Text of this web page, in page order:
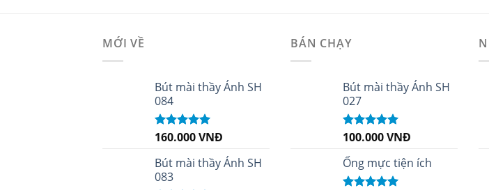
MỚI VỀ
Bút mài thầy Ánh SH
084
Được xếp
sao
160.000VNĐ
Bút mài thầy Ánh SH
083
BÁN CHẠY
Bút mài thầy Ánh SH
027
Được xếp
sao
100.000VNĐ
Ống mực tiện ích